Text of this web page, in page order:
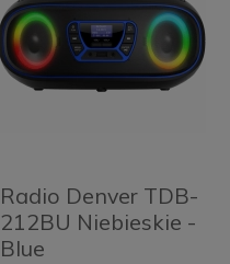
Radio Denver TDB-
212BU Niebieskie -
Blue